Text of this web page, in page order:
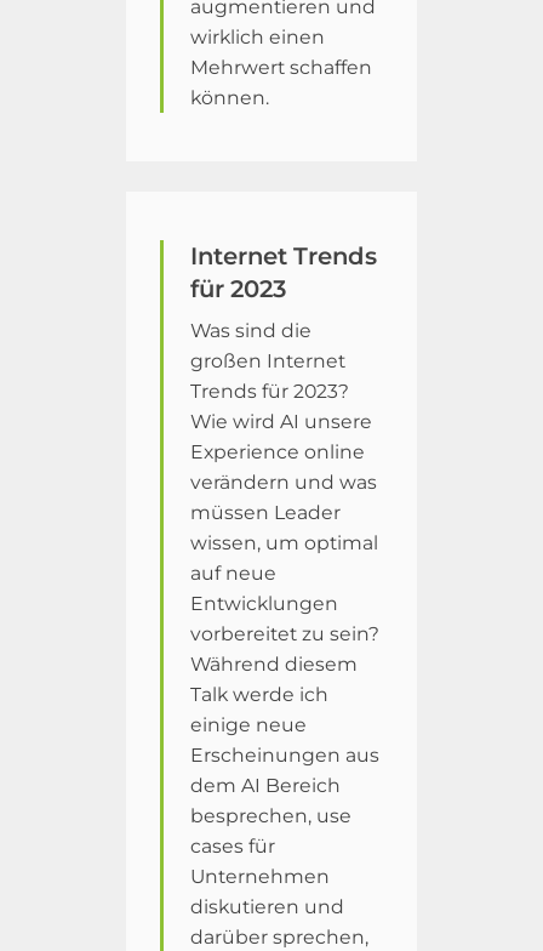
augmentieren und
wirklich einen
Mehrwert schaffen
können.
Internet Trends
für 2023
Was sind die
großen Internet
Trends für 2023?
Wie wird AI unsere
Experience online
verändern und was
müssen Leader
wissen, um optimal
auf neue
Entwicklungen
vorbereitet zu sein?
Während diesem
Talk werde ich
einige neue
Erscheinungen aus
dem AI Bereich
besprechen, use
cases für
Unternehmen
diskutieren und
darüber sprechen,